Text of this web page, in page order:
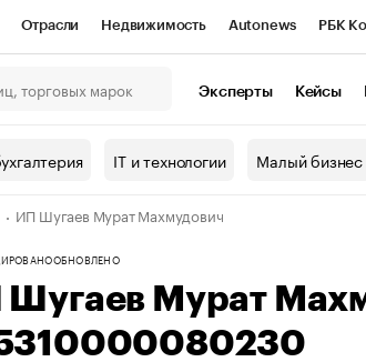
Отрасли Недвижимость Autonews РБК
Проверка контрагентов
Эксперты Кейсы
IT и технологии Малый бизнес
ИП Шугаев Мурат Махмудович
ОБНОВЛЕНО
Шугаев Мурат